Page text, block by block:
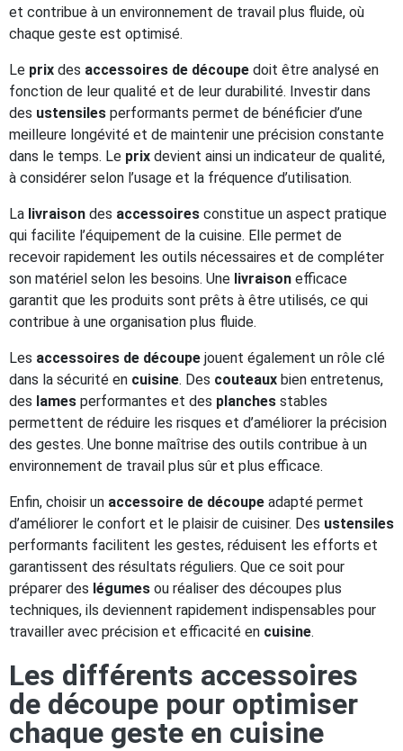
et contribue à un environnement de travail plus fluide, où
chaque geste est optimisé.
Le prix des accessoires de découpe doit être analysé en
fonction de leur qualité et de leur durabilité. Investir dans
des ustensiles performants permet de bénéficier d’une
meilleure longévité et de maintenir une précision constante
dans le temps. Le prix devient ainsi un indicateur de qualité,
à considérer selon l’usage et la fréquence d’utilisation.
La livraison des accessoires constitue un aspect pratique
qui facilite l’équipement de la cuisine. Elle permet de
recevoir rapidement les outils nécessaires et de compléter
son matériel selon les besoins. Une livraison efficace
garantit que les produits sont prêts à être utilisés, ce qui
contribue à une organisation plus fluide.
Les accessoires de découpe jouent également un rôle clé
dans la sécurité en cuisine. Des couteaux bien entretenus,
des lames performantes et des planches stables
permettent de réduire les risques et d’améliorer la précision
des gestes. Une bonne maîtrise des outils contribue à un
environnement de travail plus sûr et plus efficace.
Enfin, choisir un accessoire de découpe adapté permet
d’améliorer le confort et le plaisir de cuisiner. Des ustensiles
performants facilitent les gestes, réduisent les efforts et
garantissent des résultats réguliers. Que ce soit pour
préparer des légumes ou réaliser des découpes plus
techniques, ils deviennent rapidement indispensables pour
travailler avec précision et efficacité en cuisine.
Les différents accessoires
de découpe pour optimiser
chaque geste en cuisine